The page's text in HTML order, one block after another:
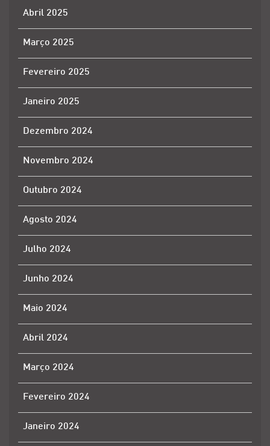
Abril 2025
Março 2025
Fevereiro 2025
Janeiro 2025
Dezembro 2024
Novembro 2024
Outubro 2024
Agosto 2024
Julho 2024
Junho 2024
Maio 2024
Abril 2024
Março 2024
Fevereiro 2024
Janeiro 2024